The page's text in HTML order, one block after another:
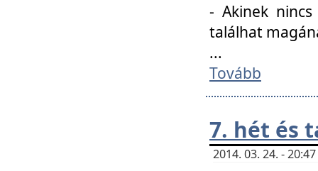
- Akinek
találhat
...
Tovább
7. hét és
2014. 03. 24. -